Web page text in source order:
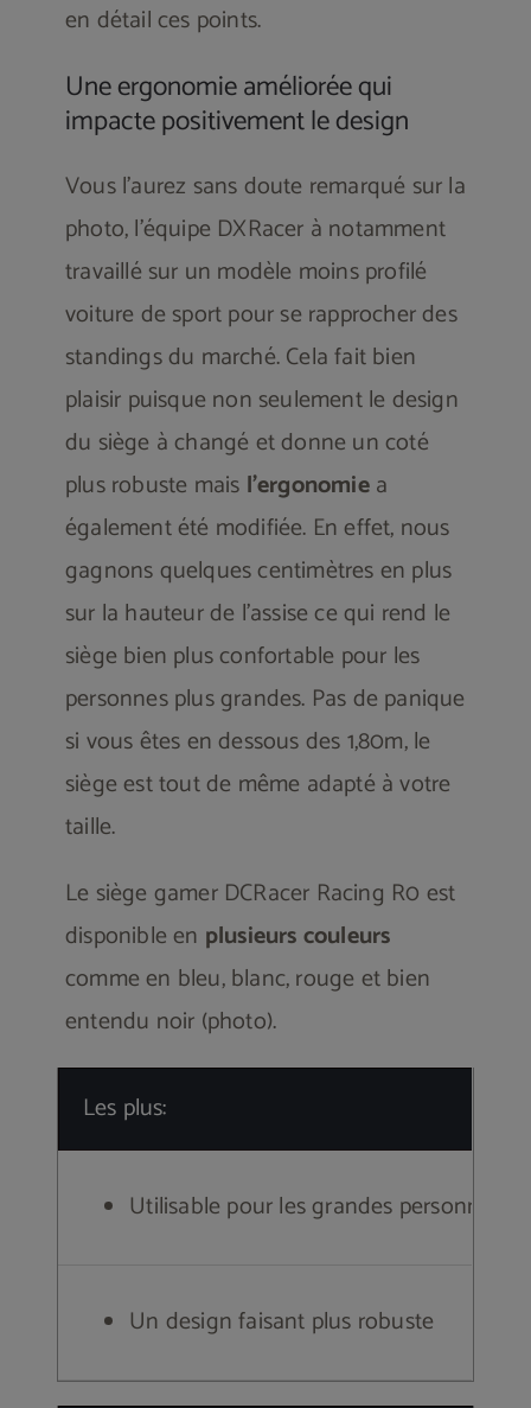
en détail ces points.
Une ergonomie améliorée qui
impacte positivement le design
Vous l’aurez sans doute remarqué sur la
photo, l’équipe DXRacer à notamment
travaillé sur un modèle moins profilé
voiture de sport pour se rapprocher des
standings du marché. Cela fait bien
plaisir puisque non seulement le design
du siège à changé et donne un coté
plus robuste mais l’ergonomiea
également été modifiée. En effet, nous
gagnons quelques centimètres en plus
sur la hauteur de l’assise ce qui rend le
siège bien plus confortable pour les
personnes plus grandes. Pas de panique
si vous êtes en dessous des 1,80m, le
siège est tout de même adapté à votre
taille.
Le siège gamer DCRacer Racing R0 est
disponible en plusieurs couleurs
comme en bleu, blanc, rouge et bien
entendu noir (photo).
Les plus:
Utilisable pour les grandes personnes
Un design faisant plus robuste